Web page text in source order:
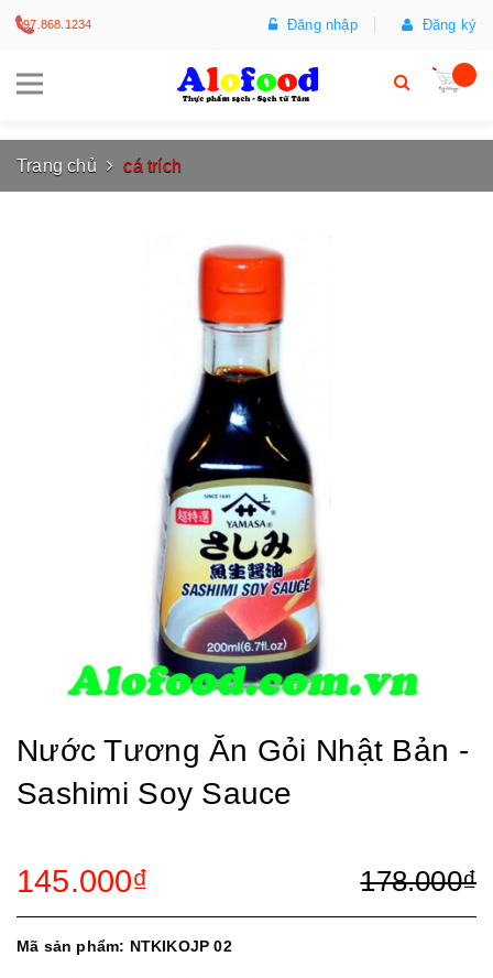
097.868.1234 Đăng nhập Đăng ký
Trang chủ cá trích
Nước Tương Ăn Gỏi Nhật Bản -
Sashimi Soy Sauce
145.000₫ 178.000₫
Mã sản phẩm: NTKIKOJP 02